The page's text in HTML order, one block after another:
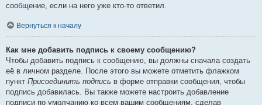
сообщение, если на него уже кто-то ответил.
Вернуться к началу
Как мне добавить подпись к своему сообщению?
Чтобы добавить подпись к сообщению, вы должны сначала создать
её в личном разделе. После этого вы можете отметить флажком
пункт Присоединить подпись в форме отправки сообщения, чтобы
подпись добавилась. Вы также можете настроить добавление
подписи по умолчанию ко всем вашим сообщениям, сделав